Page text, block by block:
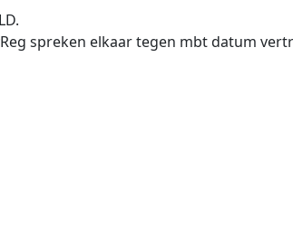
spreken elkaar tegen mbt datum